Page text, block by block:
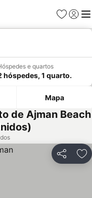
Favoritos
Iniciar
e quartos
hóspedes, 1 quarto.
Mapa
de Ajman Beach
Partilhar